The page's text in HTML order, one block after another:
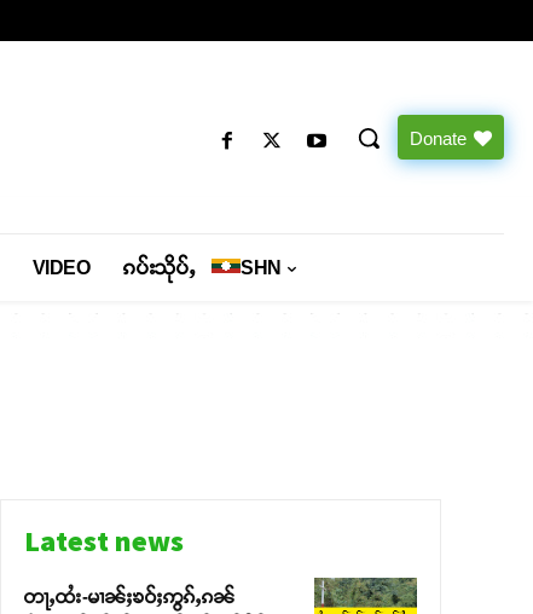
Donate
VIDEO ၵပ်းသိုပ်ႇ SHN
Latest news
တႃႇထႆး-မၢၼ်ႈၶဝ်ႈဢွၵ်ႇၵၼ်